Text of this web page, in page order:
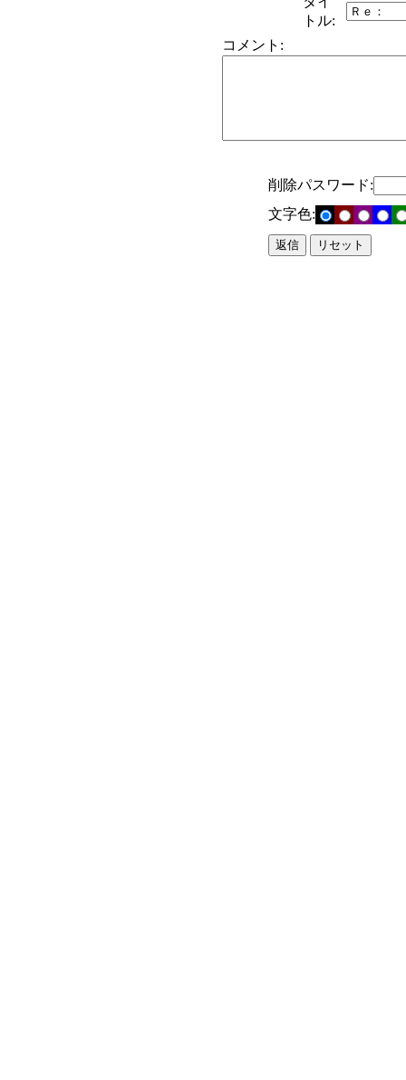
トル:
コメント:
削除パスワード:
文字色: